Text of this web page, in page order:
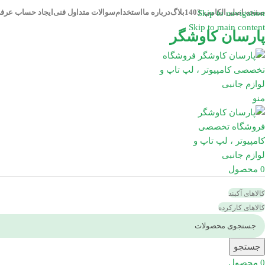
Skip to navigation
Skip to main content
صفحه اصلی الکامپ 1403 بلاگدرباره ما استخدامسوالات متداول فنی ایجاد حساب
پارسان کاوشگر
منو
0 محصول
کالاهای آکبند
کالاهای کارکرده
جستجو
0 محصول